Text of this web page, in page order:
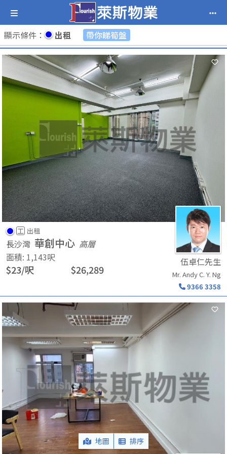
顯示條件 ： 出租 帶你睇筍盤
工 出租
長沙灣 華創中心 高層
面積: 1,143呎
$23/呎 $26,289
伍卓仁先生
Mr. Andy C. Y. Ng
9366 3358
地圖 排序